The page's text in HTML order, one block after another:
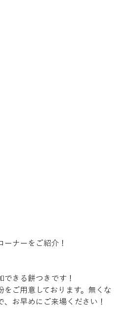
ーナーをご紹介！
できる餅つきです！
をご用意しております。無くな
、お早めにご来場ください！